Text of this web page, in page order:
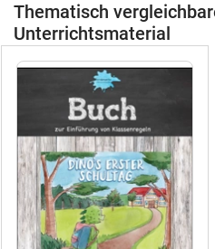
Thematisch
Unterrichtsmaterial